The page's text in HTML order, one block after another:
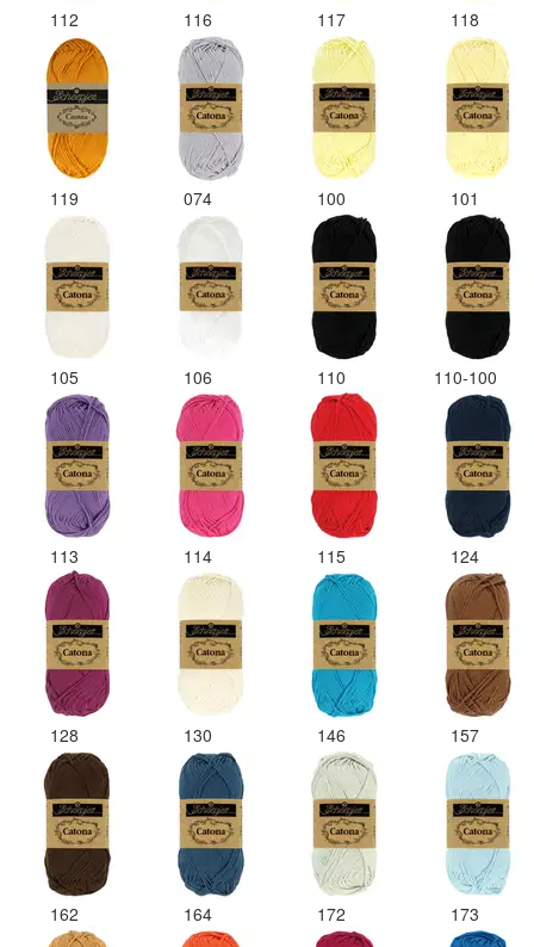
112 116 117 118
119 074 100 101
105 106 110 110-100
113 114 115 124
128 130 146 157
162 164 172 173